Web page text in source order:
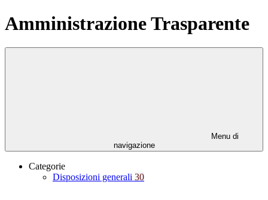
Amministrazione Trasparente
Menu di
navigazione
Categorie
Disposizioni generali 30